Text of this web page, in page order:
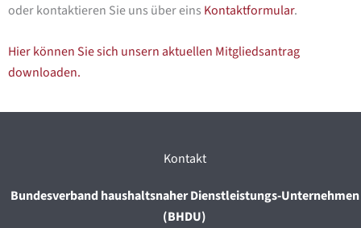
oder kontaktieren Sie uns über eins Kontaktformular.
Hier können Sie sich unsern aktuellen Mitgliedsantrag
downloaden.
Kontakt
Bundesverband haushaltsnaher Dienstleistungs-Unternehmen
(BHDU)